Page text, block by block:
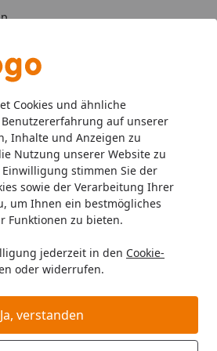
Cookies und ähnliche
auf unserer
Inhalte und Anzeigen zu
Nutzung unserer Website zu
stimmen Sie der
sowie der Verarbeitung Ihrer
um Ihnen ein bestmögliches
Funktionen zu bieten.
jederzeit in den Cookie-
oder widerrufen.
Ja, verstanden
Snacks Bubeck Pansenbrötchen